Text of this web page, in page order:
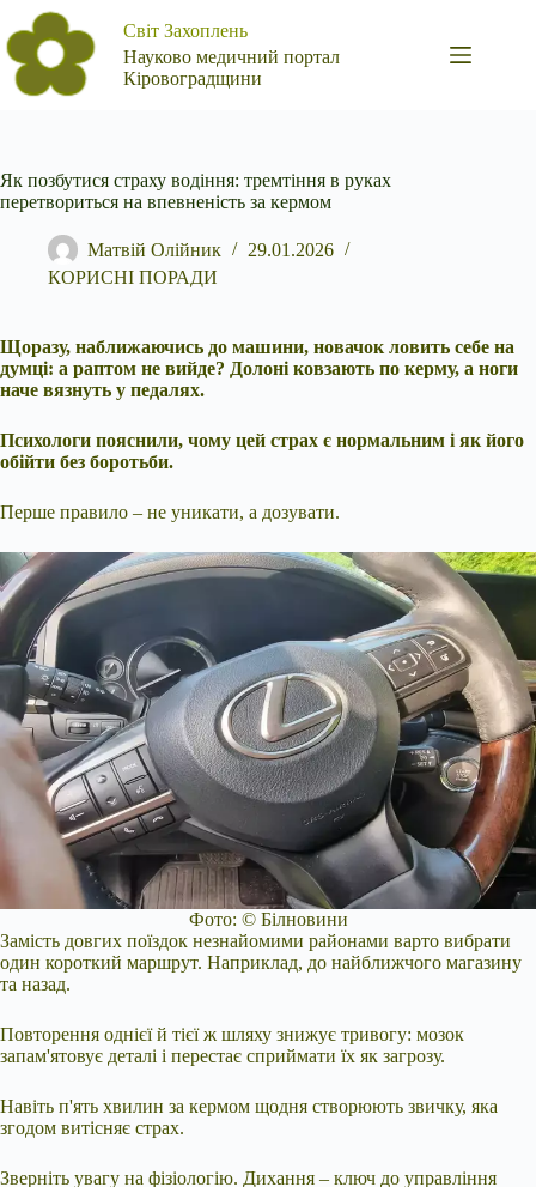
Перейти
до
вмісту
Світ Захоплень
Науково медичний портал
Кіровоградщини
Як позбутися страху водіння: тремтіння в руках
перетвориться на впевненість за кермом
Матвій Олійник
29.01.2026
КОРИСНІ ПОРАДИ
Щоразу, наближаючись до машини, новачок ловить себе на
думці: а раптом не вийде? Долоні ковзають по керму, а ноги
наче вязнуть у педалях.
Психологи пояснили, чому цей страх є нормальним і як його
обійти без боротьби.
Перше правило – не уникати, а дозувати.
Фото: © Білновини
Замість довгих поїздок незнайомими районами варто вибрати
один короткий маршрут. Наприклад, до найближчого магазину
та назад.
Повторення однієї й тієї ж шляху знижує тривогу: мозок
запам'ятовує деталі і перестає сприймати їх як загрозу.
Навіть п'ять хвилин за кермом щодня створюють звичку, яка
згодом витісняє страх.
Зверніть увагу на фізіологію. Дихання – ключ до управління